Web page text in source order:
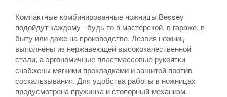
Компактные комбинированные ножницы Bessey
подойдут каждому - будь то в мастерской, в гараже, в
быту или даже на производстве. Лезвия ножниц
выполнены из нержавеющей высококачественной
стали, а эргономичные пластмассовые рукоятки
снабжены мягкими прокладками и защитой против
соскальзывания. Для удобства работы в ножницах
предусмотрена пружинка и стопорный механизм.